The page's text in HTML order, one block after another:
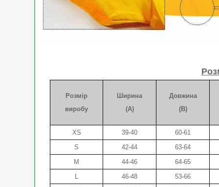
Розмір
виробу
Ширина
(A)
Довжина
(B)
XS 39-40
60-61
S
42-44
63-64
M
44-46
64-65
L
46-48
53-66